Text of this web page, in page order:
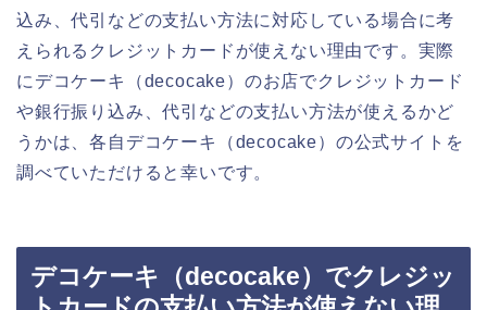
込み、代引などの支払い方法に対応している場合に考
えられるクレジットカードが使えない理由です。実際
にデコケーキ（decocake）のお店でクレジットカード
や銀行振り込み、代引などの支払い方法が使えるかど
うかは、各自デコケーキ（decocake）の公式サイトを
調べていただけると幸いです。
デコケーキ（decocake）でクレジッ